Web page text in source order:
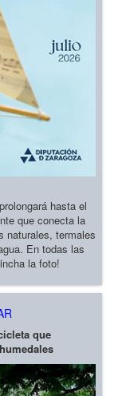
hasta el
que conecta la
naturales, termales
En todas las
la foto!
que